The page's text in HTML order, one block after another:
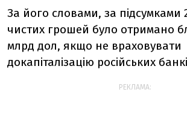
За його словами, за підсумками
чистих грошей було отримано
млрд дол, якщо не враховувати
докапіталізацію російських
РЕКЛАМА: